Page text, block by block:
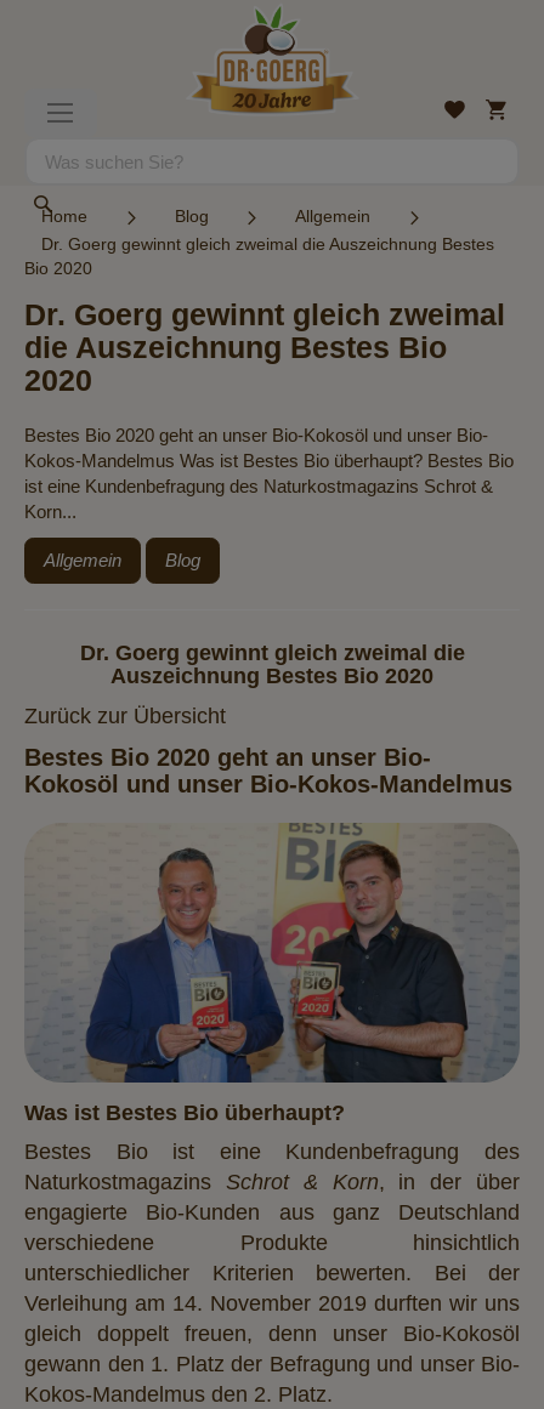
Suche
Wunschliste
Mein
Home Blog
Allgemein
Dr. Goerg gewinnt gleich zweimal die Auszeichnung Bestes
Bio 2020
Dr. Goerg gewinnt gleich zweimal
die Auszeichnung Bestes Bio
2020
Bestes Bio 2020 geht an unser Bio-Kokosöl und unser Bio-
Kokos-Mandelmus Was ist Bestes Bio überhaupt? Bestes Bio
ist eine Kundenbefragung des Naturkostmagazins Schrot &
Korn...
Allgemein Blog
Dr. Goerg gewinnt gleich zweimal die
Auszeichnung Bestes Bio 2020
Zurück zur Übersicht
Bestes Bio 2020 geht an unser Bio-
Kokosöl und unser Bio-Kokos-Mandelmus
Was ist Bestes Bio überhaupt?
Bestes Bio ist eine Kundenbefragung des
Naturkostmagazins Schrot & Korn, in der über
engagierte Bio-Kunden aus ganz Deutschland
verschiedene Produkte hinsichtlich
unterschiedlicher Kriterien bewerten. Bei der
Verleihung am 14. November 2019 durften wir uns
gleich doppelt freuen, denn unser Bio-Kokosöl
gewann den 1. Platz der Befragung und unser Bio-
Kokos-Mandelmus den 2. Platz.